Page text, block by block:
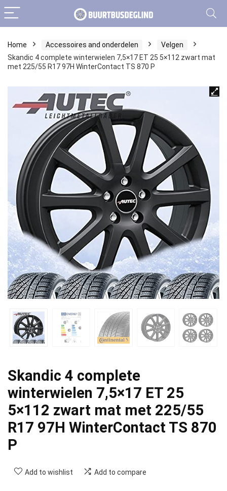
Home Accessoires and onderdelen
Velgen
Skandic 4 complete winterwielen 7,5×17 ET 25 5×112 zwart mat
met 225/55 R17 97H WinterContact TS 870 P
Skandic 4 complete
winterwielen 7,5×17 ET 25
5×112 zwart mat met 225/55
R17 97H WinterContact TS 870
P
Add to wishlist Add to compare